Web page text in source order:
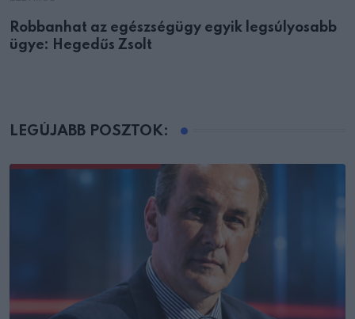
Robbanhat az egészségügy egyik legsúlyosabb
ügye: Hegedűs Zsolt
LEGÚJABB POSZTOK: